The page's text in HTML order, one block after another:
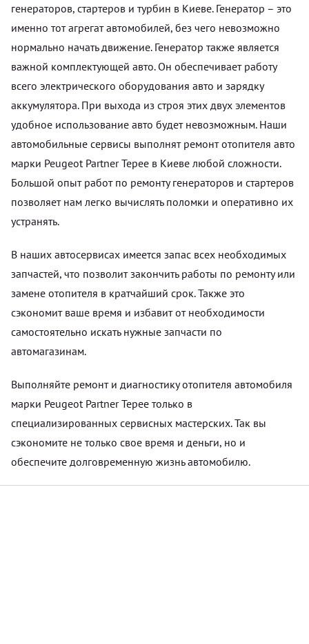
генераторов, стартеров и турбин в Киеве. Генератор – это
именно тот агрегат автомобилей, без чего невозможно
нормально начать движение. Генератор также является
важной комплектующей авто. Он обеспечивает работу
всего электрического оборудования авто и зарядку
аккумулятора. При выхода из строя этих двух элементов
удобное использование авто будет невозможным. Наши
автомобильные сервисы выполнят ремонт отопителя авто
марки Peugeot Partner Tepee в Киеве любой сложности.
Большой опыт работ по ремонту генераторов и стартеров
позволяет нам легко вычислять поломки и оперативно их
устранять.
В наших автосервисах имеется запас всех необходимых
запчастей, что позволит закончить работы по ремонту или
замене отопителя в кратчайший срок. Также это
сэкономит ваше время и избавит от необходимости
самостоятельно искать нужные запчасти по
автомагазинам.
Выполняйте ремонт и диагностику отопителя автомобиля
марки Peugeot Partner Tepee только в
специализированных сервисных мастерских. Так вы
сэкономите не только свое время и деньги, но и
обеспечите долговременную жизнь автомобилю.